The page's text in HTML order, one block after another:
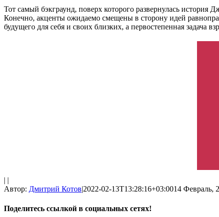
Тот самый бэкграунд, поверх которого развернулась
Конечно, акценты ожидаемо смещены в сторону идей
будущего для себя и своих близких, а первостепенная
| |
Автор: Дмитрий Котов|2022-02-13T13:28:16+03:0014 Февраль,
Поделитесь ссылкой в социальных сетях!